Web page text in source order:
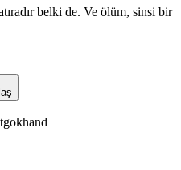
belki de. Ve ölüm, sinsi bir